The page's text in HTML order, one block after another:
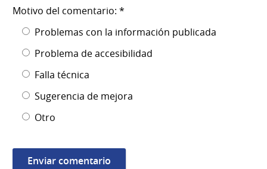
Motivo del comentario: *
Problemas con la información publicada
Problema de accesibilidad
Falla técnica
Sugerencia de mejora
Otro